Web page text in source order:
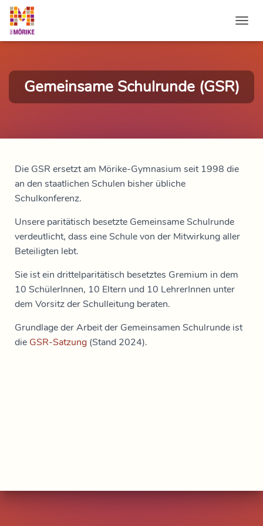
Gemeinsame Schulrunde (GSR)
Die GSR ersetzt am Mörike-Gymnasium seit 1998 die
an den staatlichen Schulen bisher übliche
Schulkonferenz.
Unsere paritätisch besetzte Gemeinsame Schulrunde
verdeutlicht, dass eine Schule von der Mitwirkung aller
Beteiligten lebt.
Sie ist ein drittelparitätisch besetztes Gremium in dem
10 SchülerInnen, 10 Eltern und 10 LehrerInnen unter
dem Vorsitz der Schulleitung beraten.
Grundlage der Arbeit der Gemeinsamen Schulrunde ist
die GSR-Satzung (Stand 2024).